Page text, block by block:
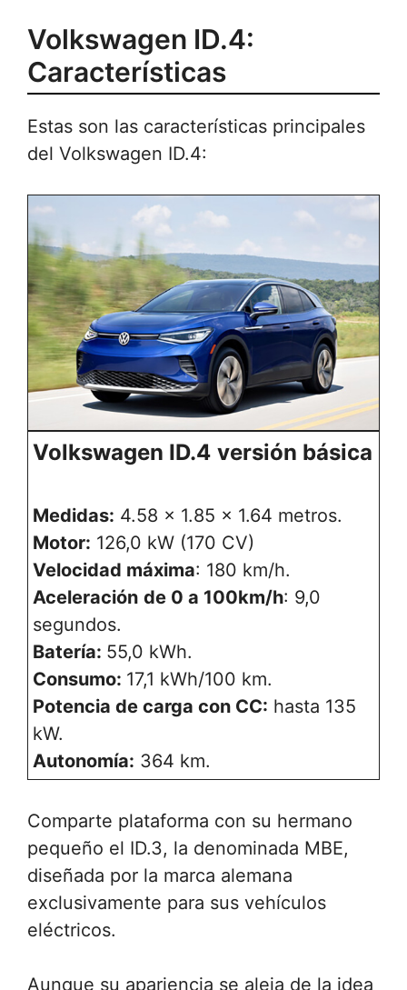
Volkswagen ID.4:
Características
Estas son las características principales
del Volkswagen ID.4:
Volkswagen ID.4 versión básica
Medidas: 4.58 x 1.85 x 1.64 metros.
Motor: 126,0 kW (170 CV)
Velocidad máxima: 180 km/h.
Aceleración de 0 a 100km/h: 9,0
segundos.
Batería: 55,0 kWh.
Consumo: 17,1 kWh/100 km.
Potencia de carga con CC: hasta 135
kW.
Autonomía: 364 km.
Comparte plataforma con su hermano
pequeño el ID.3, la denominada MBE,
diseñada por la marca alemana
exclusivamente para sus vehículos
eléctricos.
Aunque su apariencia se aleja de la idea